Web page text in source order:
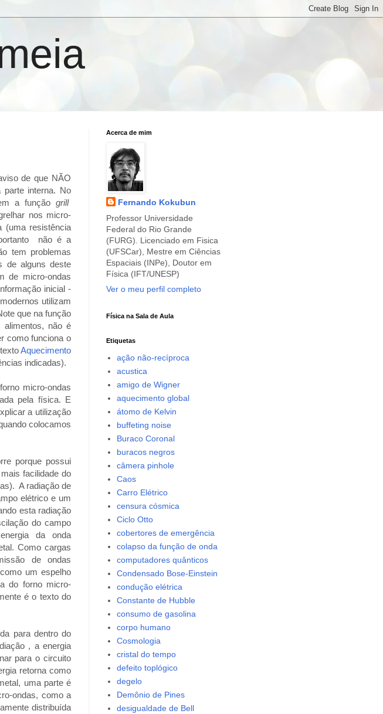
de que NÃO
interna. No
a função grill
nos micro-
(uma resistência
não é a
tem problemas
de alguns deste
de micro-ondas
inicial -
utilizam
que na função
alimentos, não é
como funciona o
Aquecimento
indicadas).
micro-ondas
pela física. E
a utilização
colocamos
porque possui
facilidade do
A radiação de
elétrico e um
esta radiação
do campo
da onda
Como cargas
de ondas
um espelho
do forno micro-
é o texto do
para dentro do
, a energia
para o circuito
retorna como
uma parte é
ondas, como a
distribuída
Acerca de mim
Fernando Kokubun
Professor Universidade
Federal do Rio Grande
(FURG). Licenciado em Fisica
(UFSCar), Mestre em Ciências
Espaciais (INPe), Doutor em
Física (IFT/UNESP)
Ver o meu perfil completo
Física na Sala de Aula
Etiquetas
ação não-recíproca
acustica
amigo de Wigner
aquecimento global
átomo de Kelvin
buffeting noise
Buraco Coronal
buracos negros
câmera pinhole
Caos
Carro Elétrico
censura cósmica
Ciclo Otto
cobertores de emergência
colapso da função de onda
computadores quânticos
Condensado Bose-Einstein
condução elétrica
Constante de Hubble
consumo de gasolina
corpo humano
Cosmologia
cristal do tempo
defeito toplógico
degelo
Demônio de Pines
desigualdade de Bell